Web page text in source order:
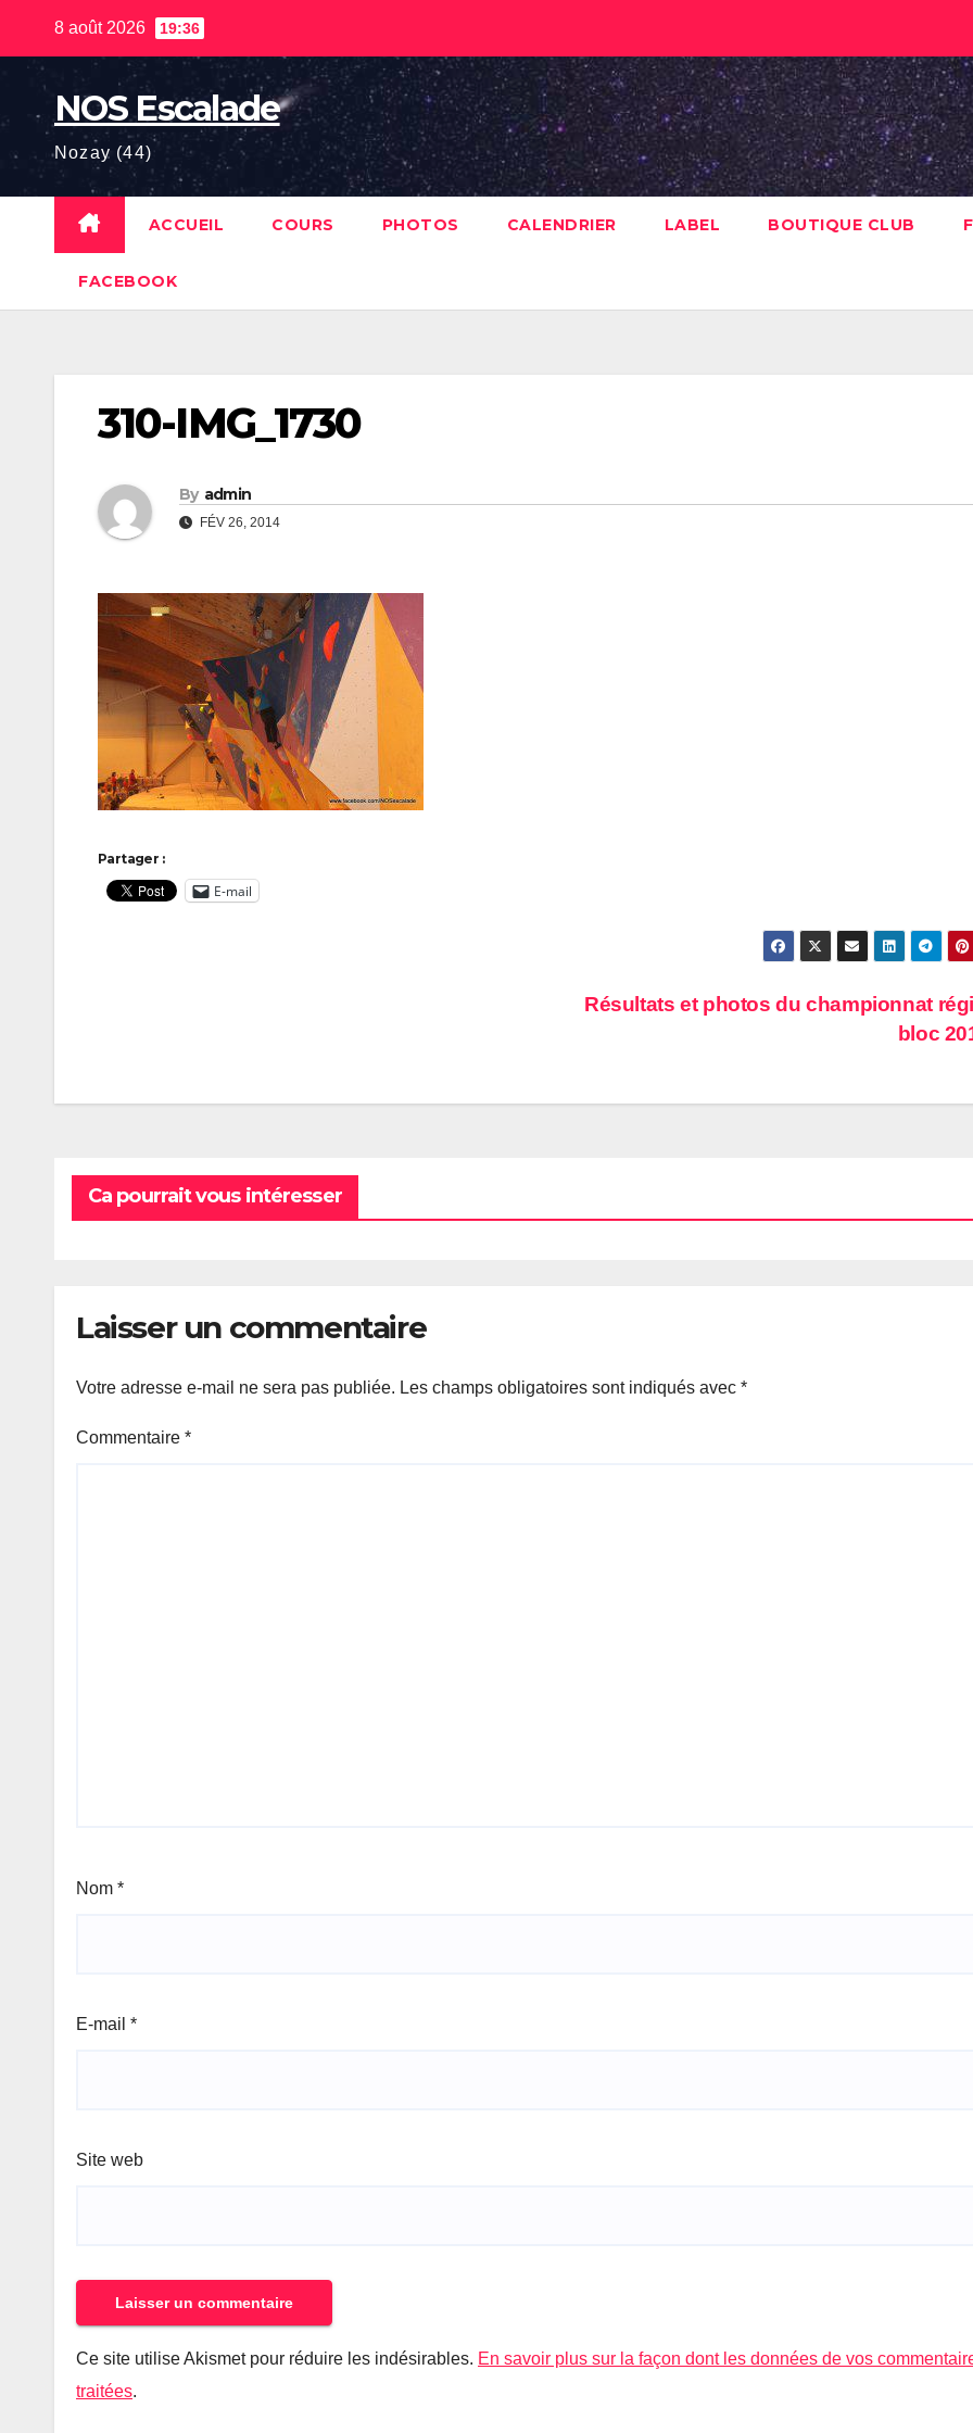
8 août 2026 19:36
NOS Escalade
Nozay (44)
ACCUEIL COURS PHOTOS CALENDRIER LABEL BOUTIQUE CLUB
FACEBOOK
310-IMG_1730
By admin
FÉV 26, 2014
Partager :
E-mail
l’article
Résultats et photos du championnat
bloc
Ca pourrait vous intéresser
Laisser un commentaire
Votre adresse e-mail ne sera pas publiée. Les champs obligatoires sont indiqués avec *
Commentaire *
Nom *
E-mail *
Site web
Ce site utilise Akismet pour réduire les indésirables. En savoir plus sur la façon dont les données de vos
traitées.